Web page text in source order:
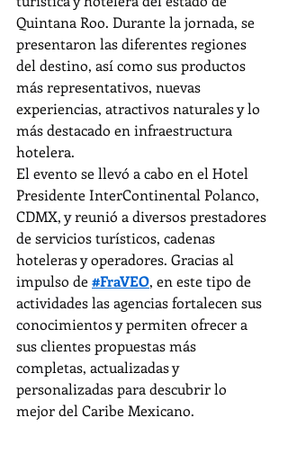
Quintana Roo. Durante la jornada, se
presentaron las diferentes regiones
del destino, así como sus productos
más representativos, nuevas
experiencias, atractivos naturales y lo
más destacado en infraestructura
hotelera.
El evento se llevó a cabo en el Hotel
Presidente InterContinental Polanco,
CDMX, y reunió a diversos prestadores
de servicios turísticos, cadenas
hoteleras y operadores. Gracias al
impulso de #FraVEO, en este tipo de
actividades las agencias fortalecen sus
conocimientos y permiten ofrecer a
sus clientes propuestas más
completas, actualizadas y
personalizadas para descubrir lo
mejor del Caribe Mexicano.